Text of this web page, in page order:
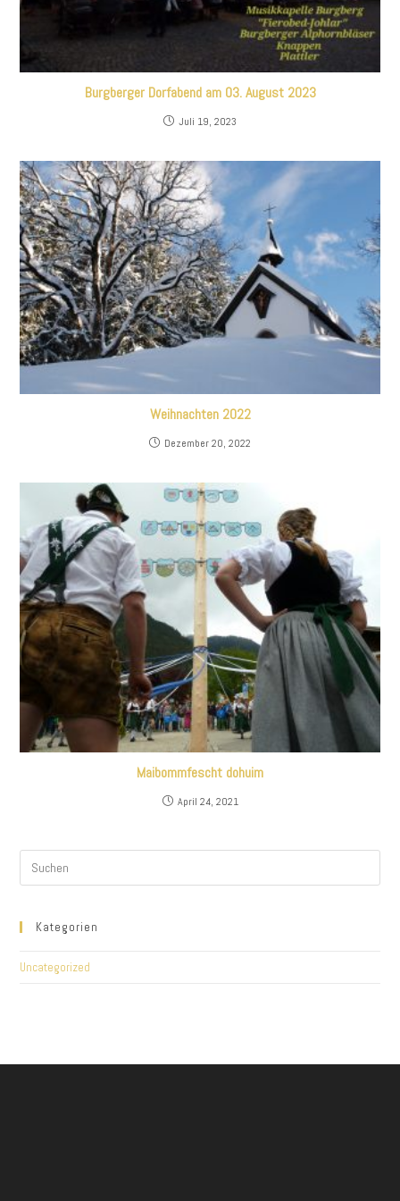
Burgberger Dorfabend am 03. August 2023
Juli 19, 2023
Weihnachten 2022
Dezember 20, 2022
Maibommfescht dohuim
April 24, 2021
Kategorien
Uncategorized